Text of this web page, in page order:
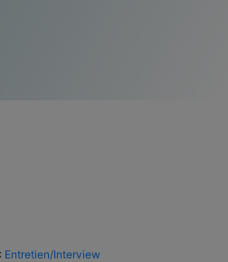
Entretien/Interview